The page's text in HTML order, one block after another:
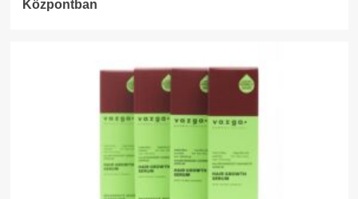
Központban